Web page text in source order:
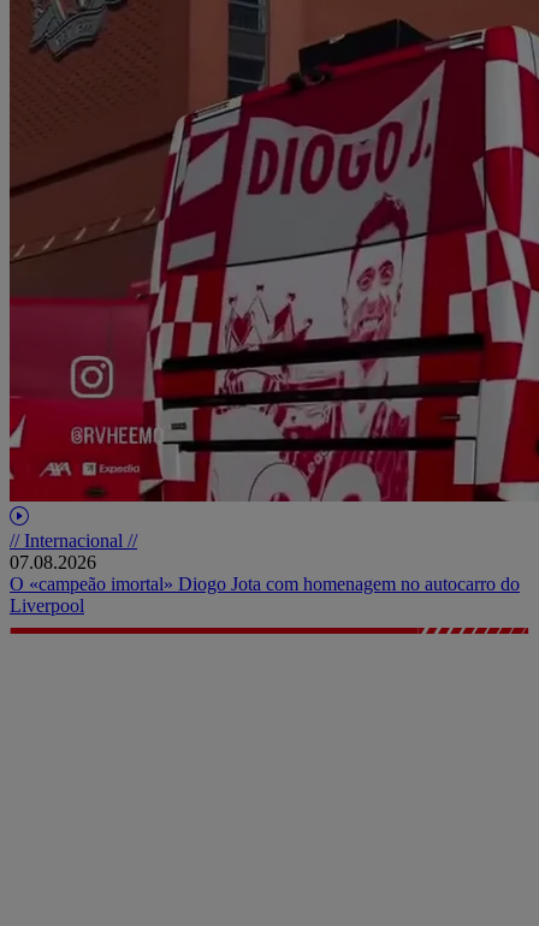
// Internacional //
07.08.2026
O «campeão imortal» Diogo Jota com homenagem no autocarro do
Liverpool